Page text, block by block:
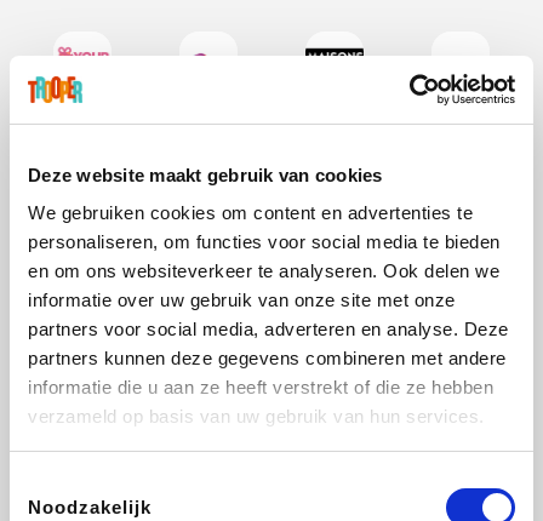
Deze website maakt gebruik van cookies
We gebruiken cookies om content en advertenties te
personaliseren, om functies voor social media te bieden
en om ons websiteverkeer te analyseren. Ook delen we
informatie over uw gebruik van onze site met onze
partners voor social media, adverteren en analyse. Deze
partners kunnen deze gegevens combineren met andere
informatie die u aan ze heeft verstrekt of die ze hebben
verzameld op basis van uw gebruik van hun services.
Noodzakelijk
Weekendesk Sarenza Schiesser Interhome